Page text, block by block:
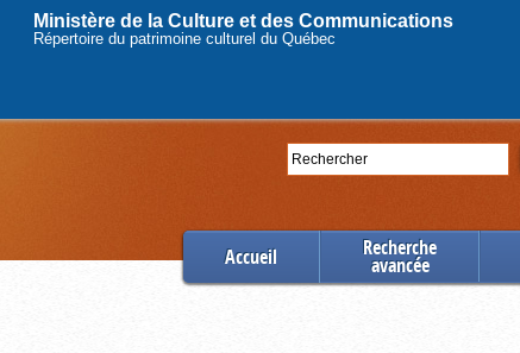
Ministère de la Culture et des Communications
Répertoire du patrimoine culturel du Québec
Rechercher
Accueil Recherche
avancée